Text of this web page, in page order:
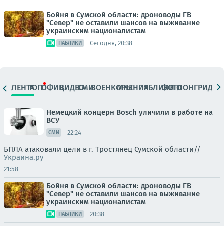
Бойня в Сумской области: дроноводы ГВ
"Север" не оставили шансов на выживание
украинским националистам
ПАБЛИКИ Сегодня, 20:38
ЛЕНТАТОПОФИЦ.ВИДЕОСМИВОЕНКОРЫМНЕНИЯПАБЛИКИ
ФОТОЛОНГРИДЫ
Немецкий концерн Bosch уличили в работе на
ВСУ
СМИ 22:24
БПЛА атаковали цели в г. Тростянец Сумской области//
Украина.ру
21:58
Бойня в Сумской области: дроноводы ГВ
"Север" не оставили шансов на выживание
украинским националистам
ПАБЛИКИ 20:38